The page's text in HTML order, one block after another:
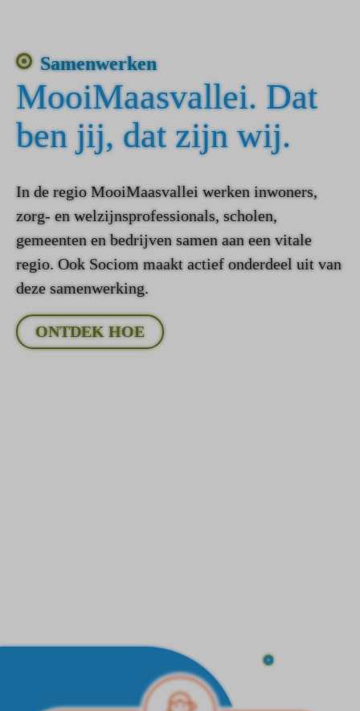
Samenwerken
MooiMaasvallei. Dat
ben jij, dat zijn wij.
In de regio MooiMaasvallei werken inwoners,
zorg- en welzijnsprofessionals, scholen,
gemeenten en bedrijven samen aan een vitale
regio. Ook Sociom maakt actief onderdeel uit van
deze samenwerking.
ONTDEK HOE